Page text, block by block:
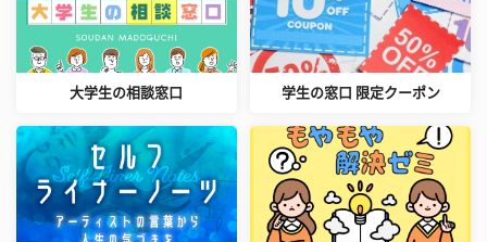
大学生の相談窓口 学生の窓口 限定クーポン